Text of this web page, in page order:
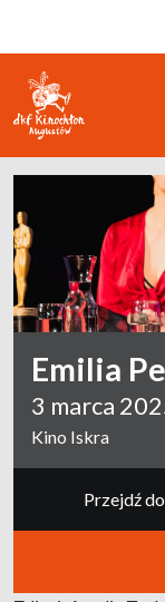
Emilia
3 marca
Kino Iskra
Przejdź